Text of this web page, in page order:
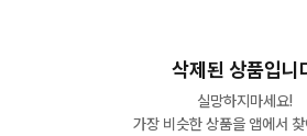
삭제된 상품입니
실망하지마세요!
가장 비슷한 상품을 앱에서